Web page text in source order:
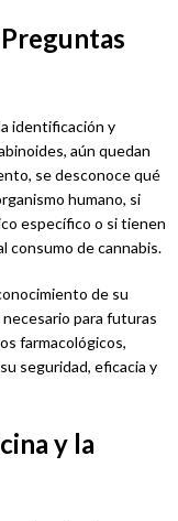
identificación y
aún quedan
se desconoce qué
humano, si
específico o si tienen
consumo de cannabis.
de su
para futuras
farmacológicos,
seguridad, eficacia y
y la